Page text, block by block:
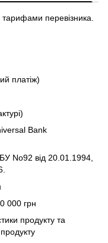
перевізника.
платіж)
Bank
No92 від 20.01.1994,
000 грн
продукту та